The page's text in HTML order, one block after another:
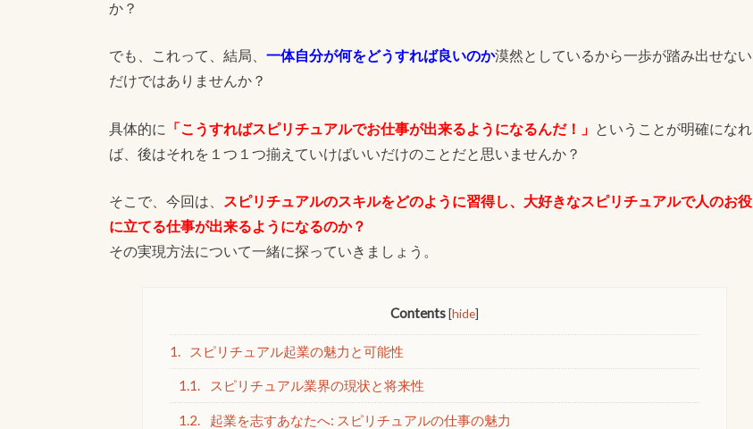
か？
でも、これって、結局、 一体自分が何をどうすれば良いのか漠然としているから一歩が踏み出せない
だけではありませんか？
具体的に 「こうすればスピリチュアルでお仕事が出来るようになるんだ！」 ということが明確になれ
ば、後はそれを１つ１つ揃えていけばいいだけのことだと思いませんか？
そこで、今回は、
スピリチュアルのスキルをどのように習得し、大好きなスピリチュアルで人のお役
に立てる仕事が出来るようになるのか？
その実現方法について一緒に探っていきましょう。
Contents [hide]
1. スピリチュアル起業の魅力と可能性
1.1. スピリチュアル業界の現状と将来性
1.2. 起業を志すあなたへ: スピリチュアルの仕事の魅力